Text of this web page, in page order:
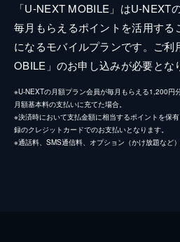
「U-NEXT MOBILE」はU-NEXT
毎月もらえるポイントを活用する
になるモバイルプランです。ご
OBILE」のお申し込みが必要とな
※U-NEXTの月額プラン会員が毎月もらえる1,200円
月額基本料の支払いに充てた場合。
※決済時において支払金額に相当するポイントを保
録のクレジットカードでのお支払いとなります。
※通話料、SMS通信料、オプション（かけ放題など